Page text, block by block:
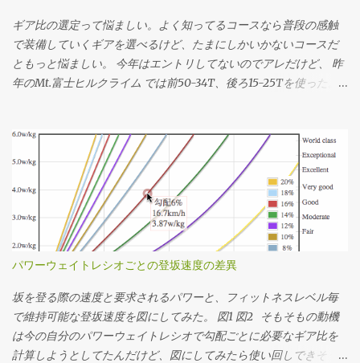
ギア比の選定って悩ましい。よく知ってるコースなら普段の感触
で装備していくギアを選べるけど、たまにしかいかないコースだ
ともっと悩ましい。 今年はエントリしてないのでアレだけど、 昨
年のMt.富士ヒルクライム では前50-34T、後ろ15-25Tを使った。
の平均ケイデンスは83rpm。殆どの場面で34x17〜22で回してたこ
とになるか。記憶の範囲では丁度良い装備だったなという感想。
結局34x25Tは使ってなくて、最後の緩斜面は37km/hぐらいまで
速度が伸びたけど50x15Tを90rpm弱で回してちょうどギリギリだ
ったことになる。あー34x15T(2.266)が100秒ちょいあるけど、う
ちのインナートップは激しくチェーンリングに当たってうっとお
しいのでたぶん50x22T(2.272)だと思う。 勾配のデータを持って
いるコースであれば 想定パワーまたは想定タイムを仮決めする 脳
内サイクリング でシミュレーションして速度の推移を調べる シミ
ュレーションした速度の分布を元に使用するギア比を決定する っ
てかんじで決めてます。勾配のデータがない場合はルートラボや
Garmin Connectその他諸々から粗くてもいいので距離・標高のデ
パワーウェイトレシオごとの登坂速度の差異
坂を登る際の速度と要求されるパワーと、フィットネスレベル毎
で維持可能な登坂速度を図にしてみた。 図1 図2 そもそもの動機
は今の自分のパワーウェイトレシオで勾配ごとに必要なギア比を
計算しようとしてたんだけど、図にしてみたら使い回しできそう